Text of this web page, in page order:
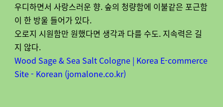
우디하면서 사랑스러운 향. 숲의 청량함에 이불같은 포근함
이 한 방울 들어가 있다.
오로지 시원함만 원했다면 생각과 다를 수도. 지속력은 길
지 않다.
Wood Sage & Sea Salt Cologne | Korea E-commerce
Site - Korean (jomalone.co.kr)